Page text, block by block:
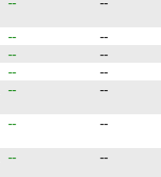
--
--
--
--
--
--
-- --
-- --
-- --